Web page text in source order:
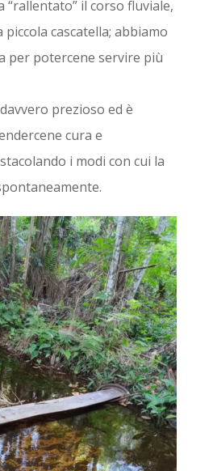
“rallentato” il corso fluviale,
cascatella; abbiamo
per potercene servire più
prezioso ed è
cura e
i modi con cui la